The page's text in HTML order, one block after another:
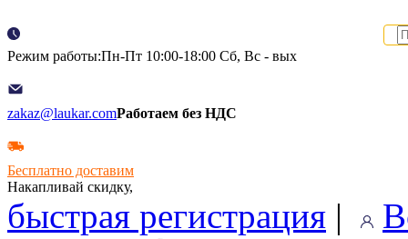
Режим работы:Пн-Пт 10:00-18:00 Сб, Вс - вых
zakaz@laukar.comРаботаем без НДС
Бесплатно доставим
Накапливай скидку,
быстрая регистрация |